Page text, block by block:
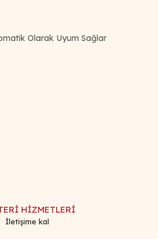
Olarak Uyum Sağlar
bulunuyor.
HİZMETLERİ
İletişime kal